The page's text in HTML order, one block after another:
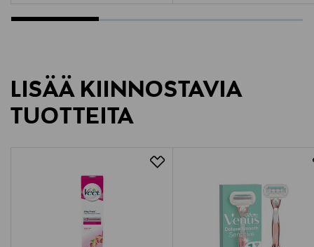
fin@batpower.fi
LISÄÄ KIINNOSTAVIA
TUOTTEITA